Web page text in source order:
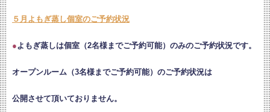
５月よもぎ蒸し個室のご予約状況
●よもぎ蒸しは個室（2名様までご予約可能）のみのご予約状況です。
オープンルーム（3名様までご予約可能）のご予約状況は
公開させて頂いておりません。